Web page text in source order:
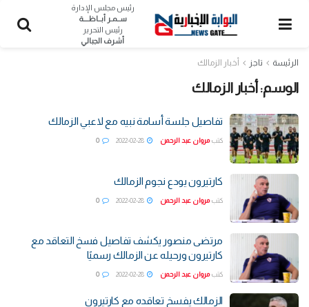
رئيس مجلس الإدارة
ســمـر أبــاظــــة
رئيس التحرير
أشرف الجبالي
الرئيسة تاجز أخبار الزمالك
الوسم:أخبار الزمالك
تفاصيل جلسة أسامة نبيه مع لاعبي الزمالك
كتب مروان عبد الرحمن 0
كارتيرون يودع نجوم الزمالك
كتب مروان عبد الرحمن 0
مرتضى منصور يكشف تفاصيل فسخ التعاقد مع
كارتيرون ورحيله عن الزمالك رسميًا
كتب مروان عبد الرحمن 0
الزمالك يفسخ تعاقده مع كارتيرون